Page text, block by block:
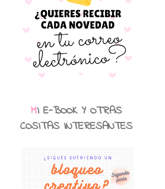
MI E-BOOK Y OTRAS
COSITAS INTERESANTES